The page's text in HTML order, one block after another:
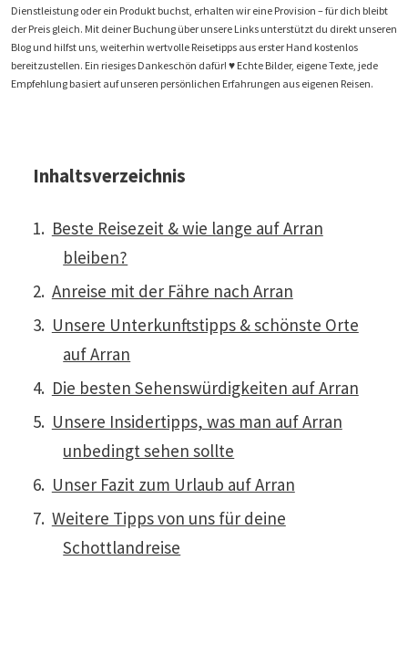
Dienstleistung oder ein Produkt buchst, erhalten wir eine Provision – für dich bleibt
der Preis gleich. Mit deiner Buchung über unsere Links unterstützt du direkt unseren
Blog und hilfst uns, weiterhin wertvolle Reisetipps aus erster Hand kostenlos
bereitzustellen. Ein riesiges Dankeschön dafür! ♥️ Echte Bilder, eigene Texte, jede
Empfehlung basiert auf unseren persönlichen Erfahrungen aus eigenen Reisen.
Inhaltsverzeichnis
Beste Reisezeit & wie lange auf Arran
bleiben?
Anreise mit der Fähre nach Arran
Unsere Unterkunftstipps & schönste Orte
auf Arran
Die besten Sehenswürdigkeiten auf Arran
Unsere Insidertipps, was man auf Arran
unbedingt sehen sollte
Unser Fazit zum Urlaub auf Arran
Weitere Tipps von uns für deine
Schottlandreise